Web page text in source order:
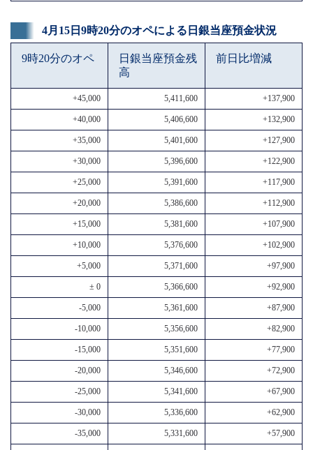
4月15日9時20分のオペによる日銀当座預金状況
9時20分のオペ
日銀当座預金残
高
前日比増減
+45,000 5,411,600 +137,900
+40,000 5,406,600 +132,900
+35,000 5,401,600 +127,900
+30,000 5,396,600 +122,900
+25,000 5,391,600 +117,900
+20,000 5,386,600 +112,900
+15,000 5,381,600 +107,900
+10,000 5,376,600 +102,900
+5,000 5,371,600 +97,900
± 0 5,366,600 +92,900
-5,000 5,361,600 +87,900
-10,000 5,356,600 +82,900
-15,000 5,351,600 +77,900
-20,000 5,346,600 +72,900
-25,000 5,341,600 +67,900
-30,000 5,336,600 +62,900
-35,000 5,331,600 +57,900